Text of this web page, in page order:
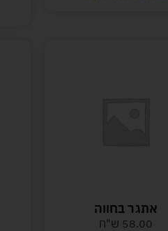
אתגר בחווה
58.00 ש"ח